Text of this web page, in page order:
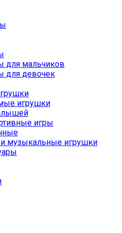
для мальчиков
для девочек
игрушки
игры
музыкальные игрушки